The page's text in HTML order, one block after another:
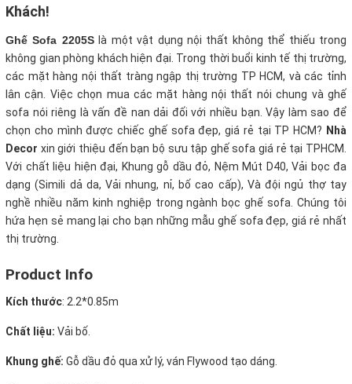
Khách!
Ghế Sofa 2205Slà một vật dụng nội thất không thể thiếu trong
không gian phòng khách hiện đại. Trong thời buổi kinh tế thị trường,
các mặt hàng nội thất tràng ngập thị trường TP HCM, và các tỉnh
lân cận. Việc chọn mua các mặt hàng nội thất nói chung và ghế
sofa nói riêng là vấn đề nan dải đối với nhiều bạn. Vậy làm sao để
chọn cho mình được chiếc ghế sofa đẹp, giá rẻ tại TP HCM? Nhà
Decor xin giới thiệu đến bạn bộ sưu tập ghế sofa giá rẻ tại TPHCM.
Với chất liệu hiện đại, Khung gỗ dầu đỏ, Nệm Mút D40, Vải bọc đa
dạng (Simili dả da, Vải nhung, nỉ, bố cao cấp), Và đội ngủ thợ tay
nghề nhiều năm kinh nghiệp trong ngành bọc ghế sofa. Chúng tôi
hứa hẹn sẻ mang lại cho bạn những mẫu ghế sofa đẹp, giá rẻ nhất
thị trường.
Product Info
Kích thước: 2.2*0.85m
Chất liệu: Vải bố.
Khung ghế: Gỗ dầu đỏ qua xử lý, ván Flywood tạo dáng.